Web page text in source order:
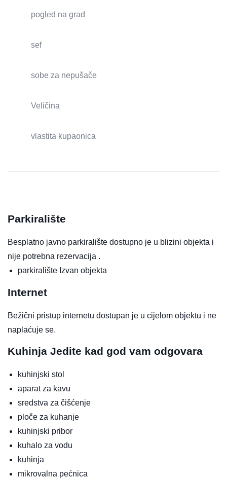
pogled na grad
sef
sobe za nepušače
Veličina
vlastita kupaonica
Parkiralište
Besplatno javno parkiralište dostupno je u blizini objekta i
nije potrebna rezervacija .
parkiralište Izvan objekta
Internet
Bežični pristup internetu dostupan je u cijelom objektu i ne
naplaćuje se.
Kuhinja Jedite kad god vam odgovara
kuhinjski stol
aparat za kavu
sredstva za čišćenje
ploče za kuhanje
kuhinjski pribor
kuhalo za vodu
kuhinja
mikrovalna pećnica